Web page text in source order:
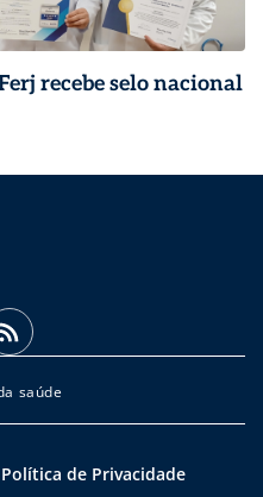
recebe selo nacional
saúde
Política de Privacidade